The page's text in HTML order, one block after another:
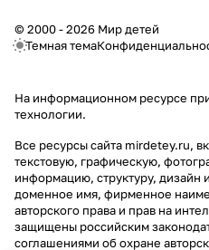
© 2000 - 2026 Мир детей
Темная тема
На информационном ресурсе
технологии.
Все ресурсы сайта mirdetey.ru,
текстовую, графическую,
информацию, структуру, дизайн
доменное имя, фирменное
авторского права и прав на
защищены российским
соглашениями об охране